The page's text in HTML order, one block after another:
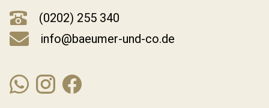
(0202) 255 340
info@baeumer-und-co.de